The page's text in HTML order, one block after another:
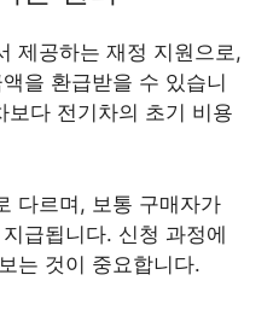
제공하는 재정 지원으로,
을 환급받을 수 있습니
보다 전기차의 초기 비용
다르며, 보통 구매자가
급됩니다. 신청 과정에
는 것이 중요합니다.